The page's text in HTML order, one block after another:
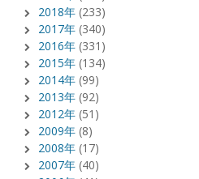
2018年 (233)
2017年 (340)
2016年 (331)
2015年 (134)
2014年 (99)
2013年 (92)
2012年 (51)
2009年 (8)
2008年 (17)
2007年 (40)